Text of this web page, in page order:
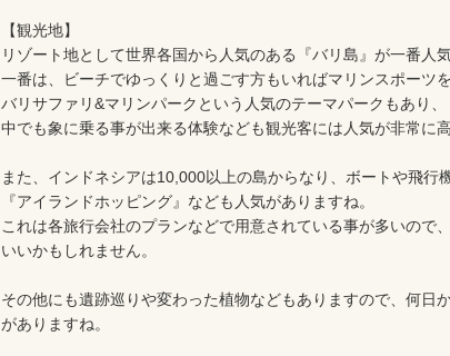
【観光地】
リゾート地として世界各国から人気のある『バリ島』が一番人
一番は、ビーチでゆっくりと過ごす方もいればマリンスポーツ
バリサファリ&マリンパークという人気のテーマパークもあり、
中でも象に乗る事が出来る体験なども観光客には人気が非常に
また、インドネシアは10,000以上の島からなり、ボートや飛行
『アイランドホッピング』なども人気がありますね。
これは各旅行会社のプランなどで用意されている事が多いので
いいかもしれません。
その他にも遺跡巡りや変わった植物などもありますので、何日
がありますね。